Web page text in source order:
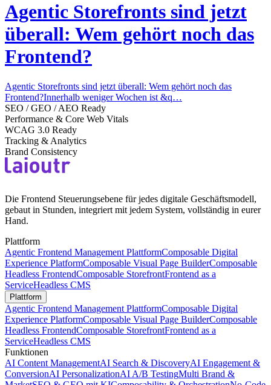
Agentic Storefronts sind jetzt
überall: Wem gehört noch das
Frontend?
Agentic Storefronts sind jetzt überall: Wem gehört noch das
Frontend?Innerhalb weniger Wochen ist &q…
SEO / GEO / AEO Ready
Performance & Core Web Vitals
WCAG 3.0 Ready
Tracking & Analytics
Brand Consistency
Die Frontend Steuerungsebene für jedes digitale Geschäftsmodell,
gebaut in Stunden, integriert mit jedem System, vollständig in eurer
Hand.
Plattform
Agentic Frontend Management PlattformComposable Digital
Experience PlatformComposable Visual Page BuilderComposable
Headless FrontendComposable StorefrontFrontend as a
ServiceHeadless CMS
Plattform
Agentic Frontend Management PlattformComposable Digital
Experience PlatformComposable Visual Page BuilderComposable
Headless FrontendComposable StorefrontFrontend as a
ServiceHeadless CMS
Funktionen
AI Content ManagementAI Search & DiscoveryAI Engagement &
ConversionAI PersonalizationAI A/B TestingMulti Brand &